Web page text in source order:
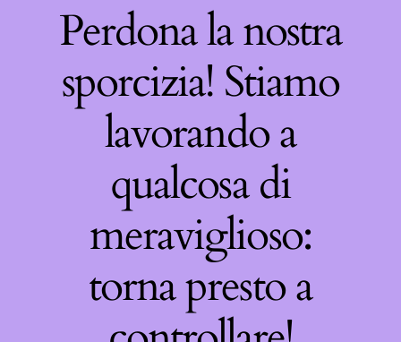
Perdona la nostra
sporcizia! Stiamo
lavorando a
qualcosa di
meraviglioso:
torna presto a